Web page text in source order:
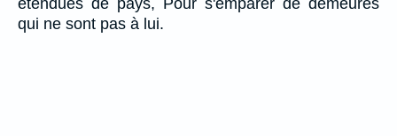
qui ne sont pas à lui.